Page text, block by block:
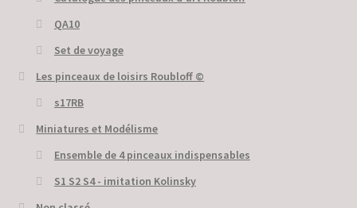
QA10
Set de voyage
Les pinceaux de loisirs Roubloff ©
s17RB
Miniatures et Modélisme
Ensemble de 4 pinceaux indispensables
S1 S2 S4 - imitation Kolinsky